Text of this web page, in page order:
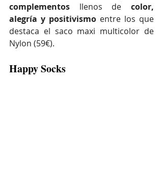
complementos llenos de color,
alegría y positivismo entre los que
destaca el saco maxi multicolor de
Nylon (59€).
Happy Socks